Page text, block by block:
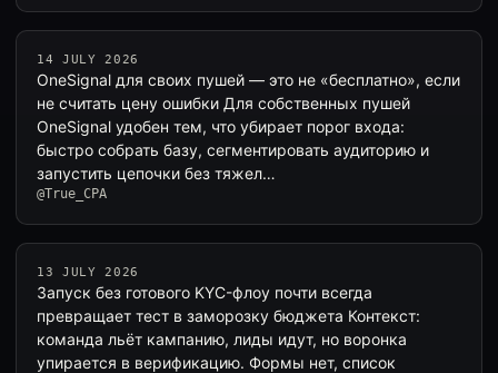
14 JULY 2026
OneSignal для своих пушей — это не «бесплатно», если
не считать цену ошибки Для собственных пушей
OneSignal удобен тем, что убирает порог входа:
быстро собрать базу, сегментировать аудиторию и
запустить цепочки без тяжел…
@True_CPA
13 JULY 2026
Запуск без готового KYC-флоу почти всегда
превращает тест в заморозку бюджета Контекст:
команда льёт кампанию, лиды идут, но воронка
упирается в верификацию. Формы нет, список